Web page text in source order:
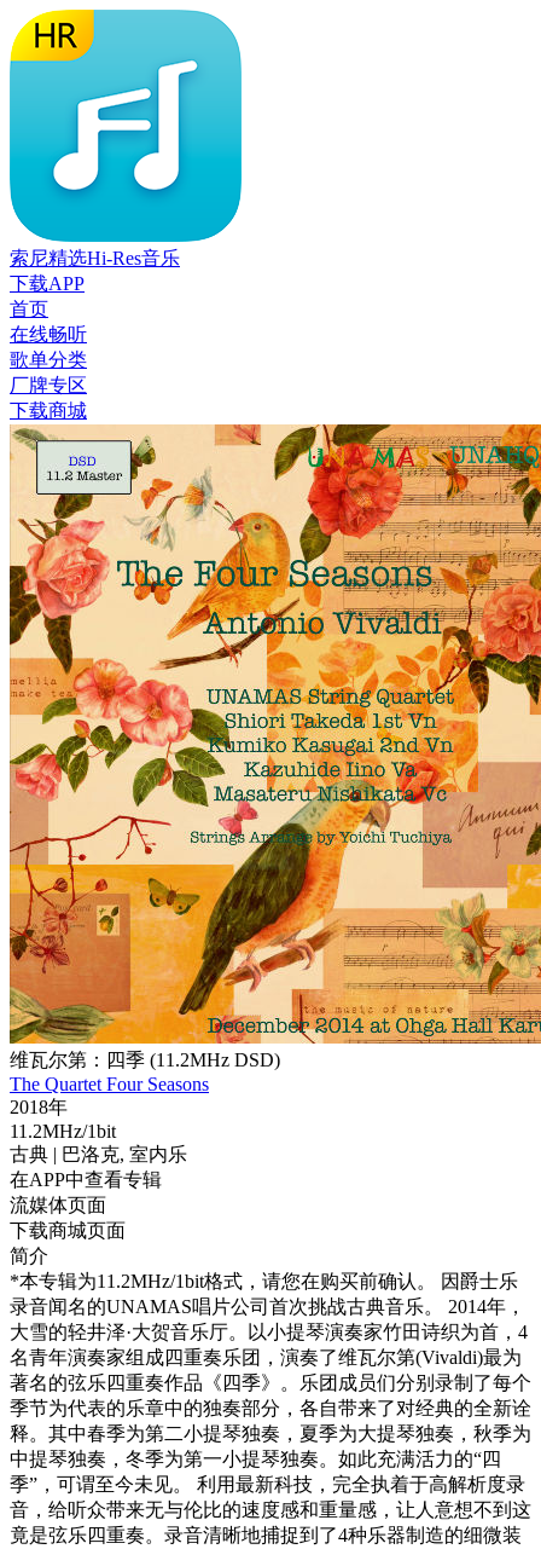
索尼精选Hi-Res音乐
下载APP
首页
在线畅听
歌单分类
厂牌专区
下载商城
维瓦尔第：四季 (11.2MHz DSD)
The Quartet Four Seasons
2018年
11.2MHz/1bit
古典 | 巴洛克, 室内乐
在APP中查看专辑
流媒体页面
下载商城页面
简介
*本专辑为11.2MHz/1bit格式，请您在购买前确认。 因爵士乐
录音闻名的UNAMAS唱片公司首次挑战古典音乐。 2014年，
大雪的轻井泽·大贺音乐厅。以小提琴演奏家竹田诗织为首，4
名青年演奏家组成四重奏乐团，演奏了维瓦尔第(Vivaldi)最为
著名的弦乐四重奏作品《四季》。乐团成员们分别录制了每个
季节为代表的乐章中的独奏部分，各自带来了对经典的全新诠
释。其中春季为第二小提琴独奏，夏季为大提琴独奏，秋季为
中提琴独奏，冬季为第一小提琴独奏。如此充满活力的“四
季”，可谓至今未见。 利用最新科技，完全执着于高解析度录
音，给听众带来无与伦比的速度感和重量感，让人意想不到这
竟是弦乐四重奏。录音清晰地捕捉到了4种乐器制造的细微装